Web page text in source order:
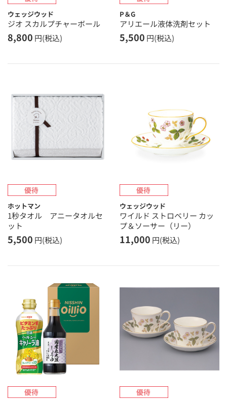
ウェッジウッド
ジオ スカルプチャーボール
8,800 円(税込)
P＆G
アリエール液体洗剤セット
5,500 円(税込)
ホットマン
1秒タオル アニータオルセ
ット
5,500 円(税込)
ウェッジウッド
ワイルド ストロベリー カッ
プ＆ソーサー（リー）
11,000 円(税込)